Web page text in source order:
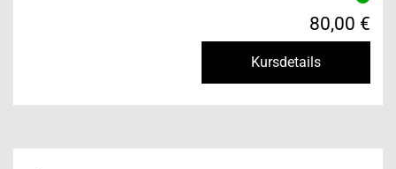
80,00 €
Kursdetails